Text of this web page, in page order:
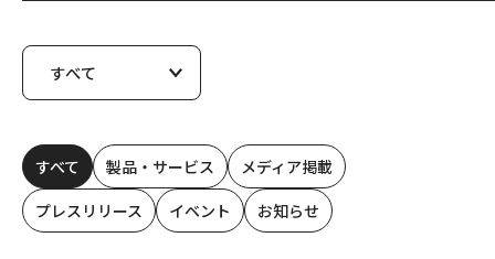
すべて 製品・サービス
メディア掲載
プレスリリース
イベント お知らせ